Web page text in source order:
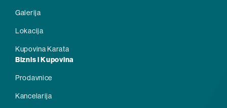
Galerija
Lokacija
Kupovina Karata
Biznis i Kupovina
Prodavnice
Kancelarija